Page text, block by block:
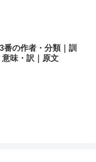
番の作者・分類｜訓
味・訳｜原文